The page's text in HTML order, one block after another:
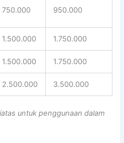
750.000 950.000
1.500.000 1.750.000
1.500.000 1.750.000
2.500.000 3.500.000
untuk penggunaan dalam